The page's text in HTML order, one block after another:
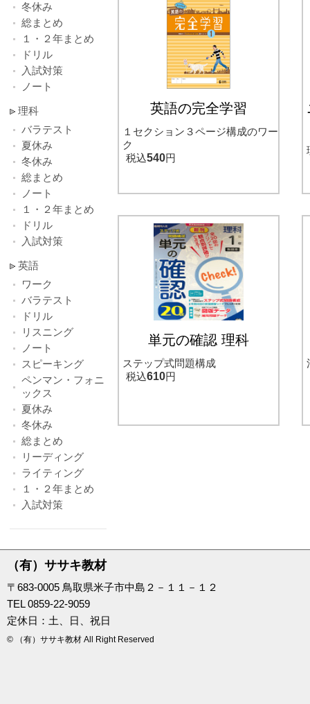
英語の完全学習
１セクション３ページ構成のワー
ク
税込540円
単元の確認 理科
ステップ式問題構成
税込610円
冬休み
総まとめ
１・２年まとめ
ドリル
入試対策
ノート
理科
バラテスト
夏休み
冬休み
総まとめ
ノート
１・２年まとめ
ドリル
入試対策
英語
ワーク
バラテスト
ドリル
リスニング
ノート
スピーキング
ペンマン・フォニ
ックス
夏休み
冬休み
総まとめ
リーディング
ライティング
１・２年まとめ
入試対策
（有）ササキ教材
〒683-0005 鳥取県米子市中島２－１１－１２
TEL 0859-22-9059
定休日：土、日、祝日
© （有）ササキ教材 All Right Reserved